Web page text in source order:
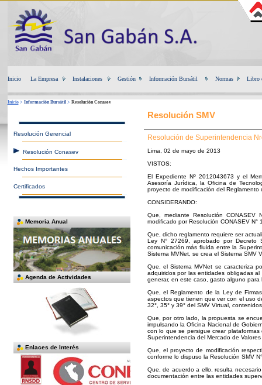
Inicio La Empresa Instalaciones Gestión Información Bursátil Normas Libro
Inicio> Información Bursátil> Resolución Conasev
Resolución Gerencial
Resolución Conasev
Hechos Importantes
Certificados
Memoria Anual
Agenda de Actividades
Enlaces de Interés
Resolución SMV
Resolución de Superintendencia
Lima, 02 de mayo de 2013
VISTOS:
El Expediente Nº 2012043673 y el
Asesoría Jurídica, la Oficina de
proyecto de modificación del Reglamento
CONSIDERANDO:
Que, mediante Resolución CONASEV
modificado por Resolución CONASEV N°
Que, dicho reglamento requiere ser
Ley N° 27269, aprobado por Decreto
comunicación más fluida entre la
Sistema MVNet, se crea el Sistema SMV
Que, el Sistema MVNet se caracteriza
adquiridos por las entidades obligadas
generar, en este caso, gasto alguno para
Que, el Reglamento de la Ley de
aspectos que tienen que ver con el uso
32°, 35° y 39° del SMV Virtual,
Que, por otro lado, la propuesta se
impulsando la Oficina Nacional de
con lo que se persigue crear
Superintendencia del Mercado de Valores
Que, el proyecto de modificación
conforme lo dispuso la Resolución SMV
Que, de acuerdo a ello, resulta
documentación entre las entidades